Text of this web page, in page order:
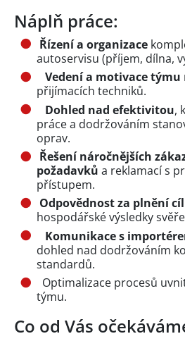
Náplň práce:
Řízení a organizace
autoservisu (příjem, dílna,
Vedení a motivace týmu
přijímacích techniků.
Dohled nad efektivitou,
práce a dodržováním
oprav.
Řešení náročnějších
požadavků a reklamací s
přístupem.
Odpovědnost za plnění
hospodářské výsledky
Komunikace s
dohled nad dodržováním
standardů.
Optimalizace procesů
týmu.
Co od Vás